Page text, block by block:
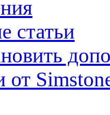
статьи
от